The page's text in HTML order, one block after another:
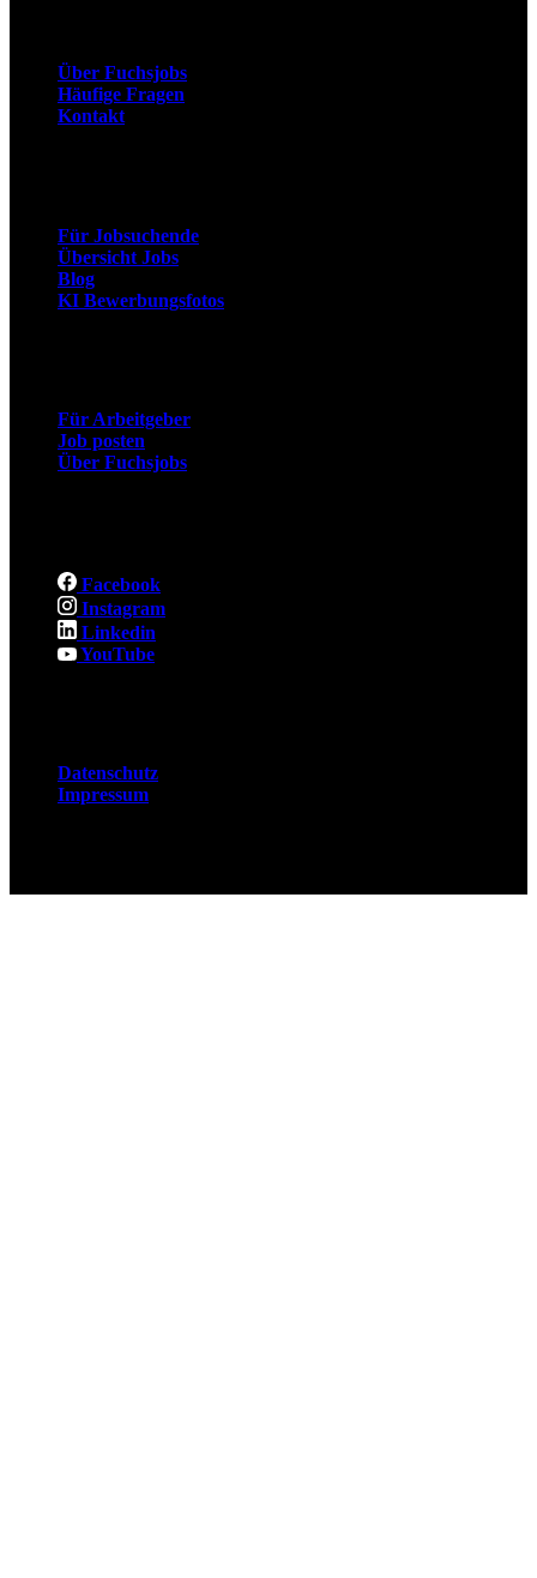
Über Fuchsjobs
Häufige Fragen
Kontakt
Für Jobsuchende
Übersicht Jobs
Blog
KI Bewerbungsfotos
Für Arbeitgeber
Job posten
Über Fuchsjobs
Facebook
Instagram
Linkedin
YouTube
Datenschutz
Impressum